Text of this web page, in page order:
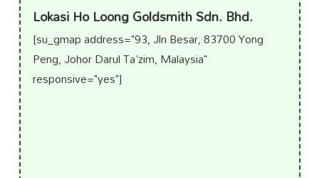
Lokasi Ho Loong Goldsmith Sdn. Bhd.
[su_gmap address="93, Jln Besar, 83700 Yong
Peng, Johor Darul Ta'zim, Malaysia"
responsive="yes"]